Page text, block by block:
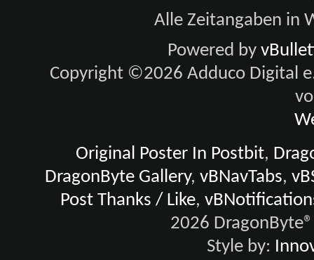
Alle Zeitangaben in
Powered by
Copyright ©2026 Adduco Digital
Original Poster In Postbit,
DragonByte Gallery,vBNavTabs,
Post Thanks / Like,
2026
Style by: